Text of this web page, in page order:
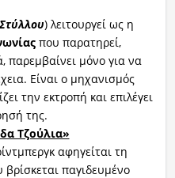
) λειτουργεί ως η
που παρατηρεί,
παρεμβαίνει μόνο για να
Είναι ο μηχανισμός
την εκτροπή και επιλέγει
της.
Τζούλια»
αφηγείται τη
παγιδευμένο